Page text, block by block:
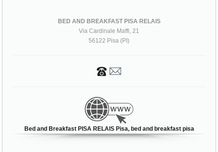
BED AND BREAKFAST PISA RELAIS
Via Cardinale Maffi, 21
56122 Pisa (PI)
Bed and Breakfast PISA RELAIS Pisa, bed and breakfast pisa